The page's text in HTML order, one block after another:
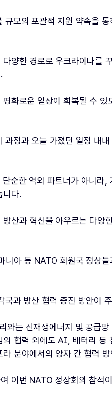
규모의 포괄적 지원 약속을
양한 경로로 우크라이나를
화로운 일상이 회복될 수
과정과 오늘 가졌던 일정 내
순한 역외 파트너가 아니라
니다.
산과 혁신을 아우르는 다
니아 등 NATO 회원국 정상
국과 방산 협력 증진 방안이
와는 신재생에너지 및 공급
협력 외에도 AI, 배터리 등
분야에서의 양자 간 협력
이번 NATO 정상회의 참석